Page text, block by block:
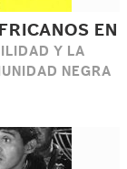
EN
Y LA
NEGRA